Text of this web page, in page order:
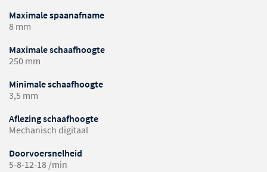
Maximale spaanafname
8 mm
Maximale schaafhoogte
250 mm
Minimale schaafhoogte
3,5 mm
Aflezing schaafhoogte
Mechanisch digitaal
Doorvoersnelheid
5-8-12-18 /min